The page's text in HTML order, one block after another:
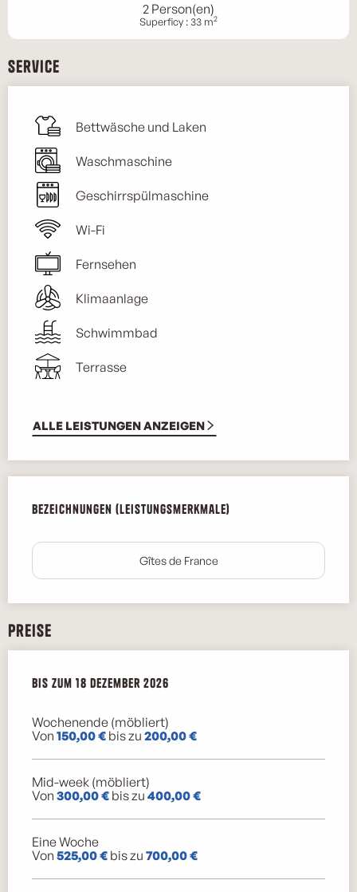
2 Person(en)
Superficy : 33 m2
Service
Bettwäsche und Laken
Waschmaschine
Geschirrspülmaschine
Wi-Fi
Fernsehen
Klimaanlage
Schwimmbad
Terrasse
ALLE LEISTUNGEN ANZEIGEN
Bezeichnungen (Leistungsmerkmale)
Bezeichnungen (Leistungsmerkmale)
Gîtes de France
Preise
ab3 Januar 2026bis zum18 Dezember 2026
Bis zum 18 Dezember 2026
Wochenende (möbliert)
Von 150,00 € bis zu 200,00 €
Mid-week (möbliert)
Von 300,00 € bis zu 400,00 €
Eine Woche
Von 525,00 € bis zu 700,00 €